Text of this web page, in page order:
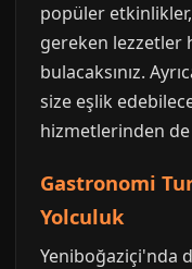
popüler etkinlikler,
gereken lezzetler
bulacaksınız.
size eşlik
hizmetlerinden de
Gastronomi
Yolculuk
Yeniboğaziçi'nda